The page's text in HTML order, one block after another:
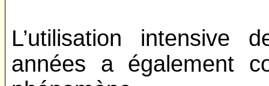
L’utilisation intensive
années a également